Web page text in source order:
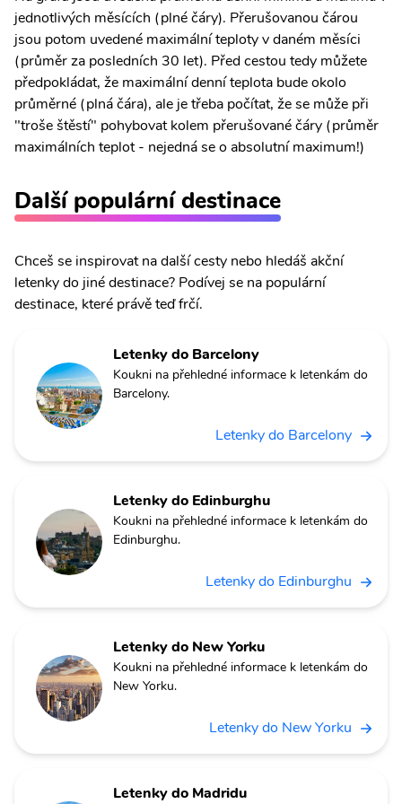
jednotlivých měsících (plné čáry). Přerušovanou čárou
jsou potom uvedené maximální teploty v daném měsíci
(průměr za posledních 30 let). Před cestou tedy můžete
předpokládat, že maximální denní teplota bude okolo
průměrné (plná čára), ale je třeba počítat, že se může při
"troše štěstí" pohybovat kolem přerušované čáry (průměr
maximálních teplot - nejedná se o absolutní maximum!)
Další populární destinace
Chceš se inspirovat na další cesty nebo hledáš akční
letenky do jiné destinace? Podívej se na populární
destinace, které právě teď frčí.
Letenky do Barcelony
Koukni na přehledné informace k letenkám do
Barcelony.
Letenky do Barcelony
Letenky do Edinburghu
Koukni na přehledné informace k letenkám do
Edinburghu.
Letenky do Edinburghu
Letenky do New Yorku
Koukni na přehledné informace k letenkám do
New Yorku.
Letenky do New Yorku
Letenky do Madridu